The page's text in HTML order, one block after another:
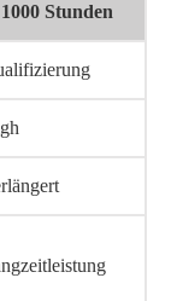
1000 Stunden